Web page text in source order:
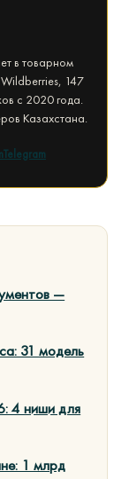
в товарном
147
с 2020 года.
Казахстана.
Telegram
—
31 модель
4 ниши для
1 млрд